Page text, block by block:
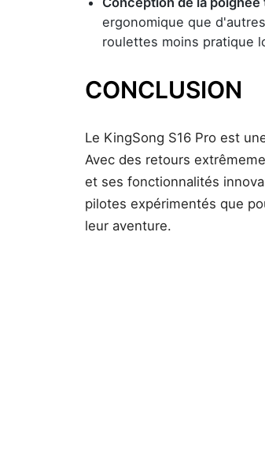
ergonomique que
roulettes moins pratique
CONCLUSION
Le KingSong S16 Pro est
Avec des retours
et ses fonctionnalités
pilotes expérimentés que
leur aventure.